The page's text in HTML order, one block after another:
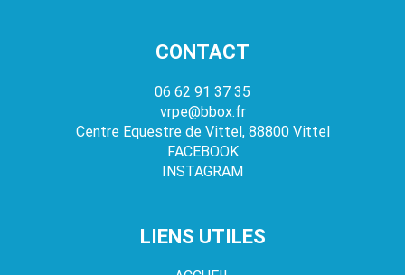
CONTACT
06 62 91 37 35
vrpe@bbox.fr
Centre Equestre de Vittel, 88800 Vittel
FACEBOOK
INSTAGRAM
LIENS UTILES